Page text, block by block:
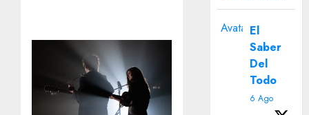
Avatar El
Saber
Del
Todo
6 Ago